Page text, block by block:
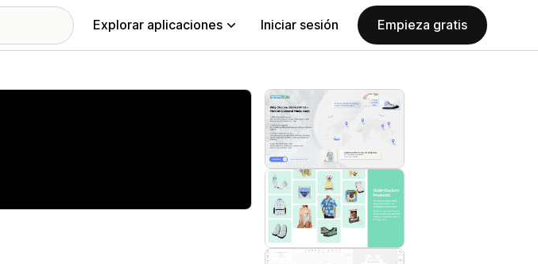
Explorar aplicaciones Iniciar sesión Empieza gratis